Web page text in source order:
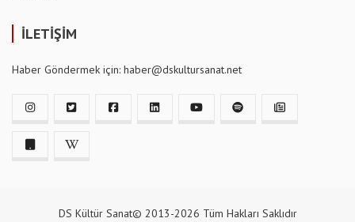
İLETİŞİM
Haber Göndermek için: haber@dskultursanat.net
DS Kültür Sanat© 2013-2026 Tüm Hakları Saklıdır